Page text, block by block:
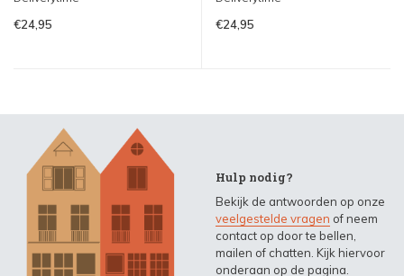
€24,95 €24,95
Hulp nodig?
Bekijk de antwoorden op onze
veelgestelde vragen of neem
contact op door te bellen,
mailen of chatten. Kijk hiervoor
onderaan op de pagina.